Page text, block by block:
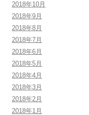
2018年10月
2018年9月
2018年8月
2018年7月
2018年6月
2018年5月
2018年4月
2018年3月
2018年2月
2018年1月